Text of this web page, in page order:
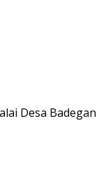
Desa Badegan